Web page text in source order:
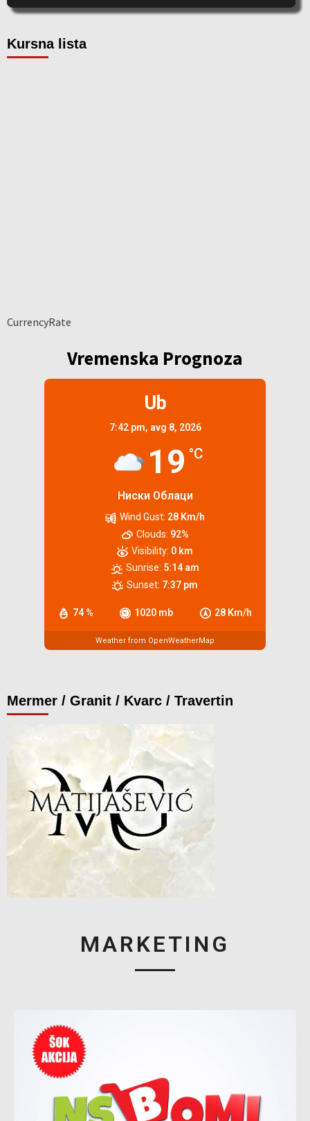
Kursna lista
CurrencyRate
Vremenska Prognoza
Ub
7:42 pm, avg 8, 2026
19 °C
Ниски Облаци
74 % 1020 mb 28 Km/h
Wind Gust: 28 Km/h
Clouds: 92%
Visibility: 0 km
Sunrise: 5:14 am
Sunset: 7:37 pm
Weather from OpenWeatherMap
Mermer / Granit / Kvarc / Travertin
MARKETING